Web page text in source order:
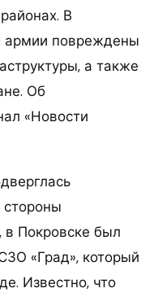
В
армии повреждены
а также
Об
«Новости
в Покровске был
«Град», который
Известно, что